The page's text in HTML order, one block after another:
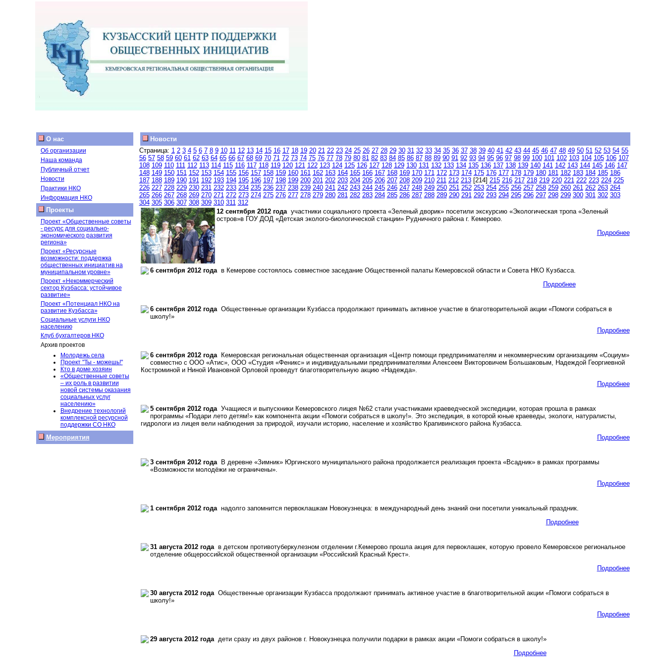
О нас
Об организации
Наша команда
Публичный отчет
Новости
Практики НКО
Информация НКО
Проекты
Проект «Общественные советы
- ресурс для социально-
экономического развития
региона»
Проект «Ресурсные
возможности: поддержка
общественных инициатив на
муниципальном уровне»
Проект «Некоммерческий
сектор Кузбасса: устойчивое
развитие»
Проект «Потенциал НКО на
развитие Кузбасса»
Социальные услуги НКО
населению
Клуб бухгалтеров НКО
Архив проектов
Молодежь села
Проект "Ты - можешь!"
Кто в доме хозяин
«Общественные советы
– их роль в развитии
новой системы оказания
социальных услуг
населению»
Внедрение технологий
комплексной ресурсной
поддержки СО НКО
Мероприятия
Новости
Страница: 1 2 3 4 5 6 7 8 9 10 11 12 13 14 15 16 17 18 19 20 21 22 23 24 25 26 27 28 29 30 31 32 33 34 35 36 37 38 39 40 41 42 43 44 45 46 47 48 49 50 51 52 53 54 55
56 57 58 59 60 61 62 63 64 65 66 67 68 69 70 71 72 73 74 75 76 77 78 79 80 81 82 83 84 85 86 87 88 89 90 91 92 93 94 95 96 97 98 99 100 101 102 103 104 105 106 107
108 109 110 111 112 113 114 115 116 117 118 119 120 121 122 123 124 125 126 127 128 129 130 131 132 133 134 135 136 137 138 139 140 141 142 143 144 145 146 147
148 149 150 151 152 153 154 155 156 157 158 159 160 161 162 163 164 165 166 167 168 169 170 171 172 173 174 175 176 177 178 179 180 181 182 183 184 185 186
187 188 189 190 191 192 193 194 195 196 197 198 199 200 201 202 203 204 205 206 207 208 209 210 211 212 213[214] 215 216 217 218 219 220 221 222 223 224 225
226 227 228 229 230 231 232 233 234 235 236 237 238 239 240 241 242 243 244 245 246 247 248 249 250 251 252 253 254 255 256 257 258 259 260 261 262 263 264
265 266 267 268 269 270 271 272 273 274 275 276 277 278 279 280 281 282 283 284 285 286 287 288 289 290 291 292 293 294 295 296 297 298 299 300 301 302 303
304 305 306 307 308 309 310 311 312
12 сентября 2012 годаучастники социального проекта «Зеленый дворик» посетили экскурсию «Экологическая тропа «Зеленый
остров»в ГОУ ДОД «Детская эколого-биологической станции» Рудничного района г. Кемерово.
Подробнее
6 сентября 2012 годав Кемерове состоялось совместное заседание Общественной палаты Кемеровской области и Совета НКО Кузбасса.
Подробнее
6 сентября 2012 годаОбщественные организации Кузбасса продолжают принимать активное участие в благотворительной акции «Помоги собраться в
школу!»
Подробнее
6 сентября 2012 годаКемеровская региональная общественная организация «Центр помощи предпринимателям и некоммерческим организациям «Социум»
совместно с ООО «Атис», ООО «Студия «Феникс» и индивидуальными предпринимателями Алексеем Викторовичем Большаковым, Надеждой Георгиевной
Костроминой и Ниной Ивановной Орловой проведут благотворительную акцию «Надежда».
Подробнее
5 сентября 2012 годаУчащиеся и выпускники Кемеровского лицея №62 стали участниками краеведческой экспедиции, которая прошла в рамках
программы «Подари лето детям!» как компонента акции «Помоги собраться в школу!». Это экспедиция, в которой юные краеведы, экологи, натуралисты,
гидрологи из лицея вели наблюдения за природой, изучали историю, население и хозяйство Крапивинского района Кузбасса.
Подробнее
3 сентября 2012 годаВ деревне «Зимник» Юргинского муниципального района продолжается реализация проекта «Всадник» в рамках программы
«Возможности молодёжи не ограничены».
Подробнее
1 сентября 2012 годанадолго запомнится первоклашкам Новокузнецка: в международный день знаний они посетили уникальный праздник.
Подробнее
31 августа 2012 годав детском противотуберкулезном отделении г.Кемерово прошла акция для первоклашек, которую провело Кемеровское региональное
отделение общероссийской общественной организации «Российский Красный Крест».
Подробнее
30 августа 2012 годаОбщественные организации Кузбасса продолжают принимать активное участие в благотворительной акции «Помоги собраться в
школу!»
Подробнее
29 августа 2012 годадети сразу из двух районов г. Новокузнецка получили подарки в рамках акции «Помоги собраться в школу!»
Подробнее